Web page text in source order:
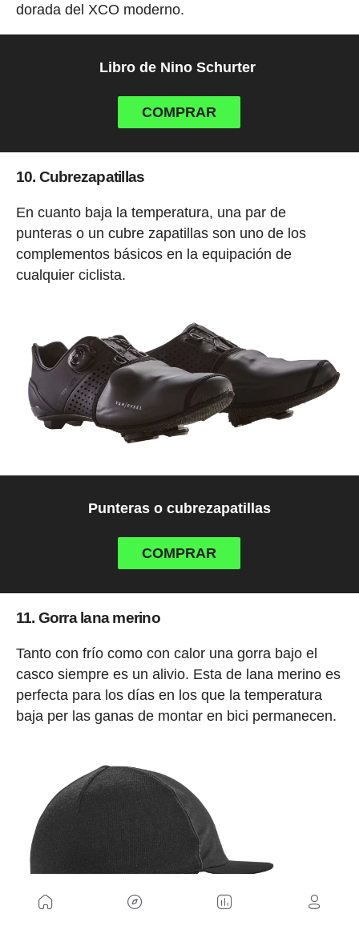
dorada del XCO moderno.
Libro de Nino Schurter
COMPRAR
10. Cubrezapatillas
En cuanto baja la temperatura, una par de
punteras o un cubre zapatillas son uno de los
complementos básicos en la equipación de
cualquier ciclista.
Punteras o cubrezapatillas
COMPRAR
11. Gorra lana merino
Tanto con frío como con calor una gorra bajo el
casco siempre es un alivio. Esta de lana merino es
perfecta para los días en los que la temperatura
baja per las ganas de montar en bici permanecen.